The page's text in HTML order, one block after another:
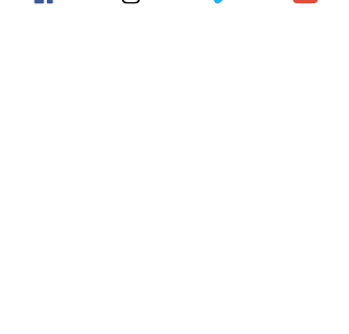
l’emersione nel panorama nazionale.